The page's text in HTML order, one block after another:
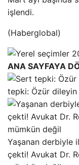
işlendi.
(Haberglobal)
ANA SAYFAYA
tepki: Özür dileyin
Yaşanan derbiyle
çekti! Avukat Dr.